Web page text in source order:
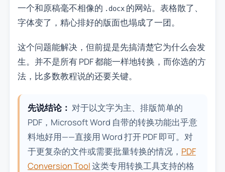
一个和原稿毫不相像的 .docx的网站。表格散了、
字体变了，精心排好的版面也塌成了一团。
这个问题能解决，但前提是先搞清楚它为什么会发
生。并不是所有 PDF 都能一样地转换，而你选的方
法，比多数教程说的还要关键。
先说结论： 对于以文字为主、排版简单的
PDF，Microsoft Word 自带的转换功能出乎意
料地好用——直接用 Word 打开 PDF 即可。对
于更复杂的文件或需要批量转换的情况， PDF
Conversion Tool这类专用转换工具支持的格